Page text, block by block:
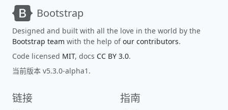
Bootstrap
Designed and built with all the love in the world by the
Bootstrap team with the help ofour contributors.
Code licensed MIT, docs CC BY 3.0.
当前版本 v5.3.0-alpha1.
链接 指南